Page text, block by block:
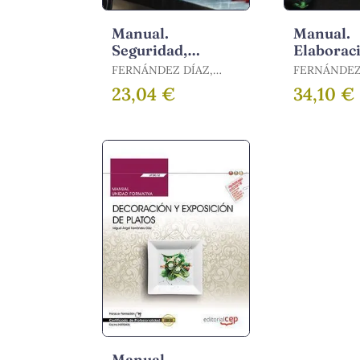
Manual.
Seguridad,
Higiene y
Protección
Ambiental en
FERNÁNDEZ DÍAZ,
23,04 €
Manual.
Básicas y
34,10 €